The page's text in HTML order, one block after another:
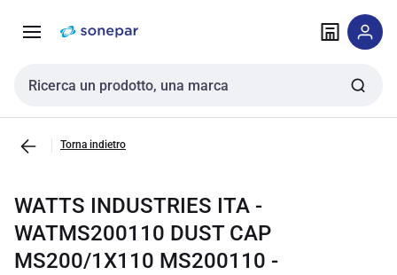
navigazione alla
Cerca input
Torna indietro
WATTS INDUSTRIES ITA -
WATMS200110 DUST CAP
MS200/1X110 MS200110 -